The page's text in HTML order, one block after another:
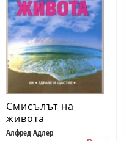
Смисълът на
живота
Алфред Адлер